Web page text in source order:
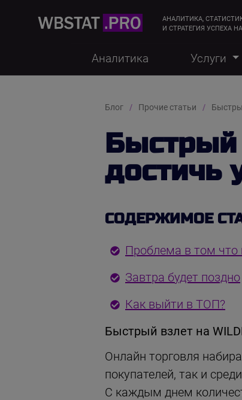
АНАЛИТИКА,
И СТРАТЕГИЯ УСПЕХА НА
Аналитика Услуги
Блог Прочие статьи
Быстрый
достичь
СОДЕРЖИМОЕ
Проблема в том что
Завтра будет поздно
Как выйти в ТОП?
Быстрый взлет на
Онлайн торговля
покупателей, так и
С каждым днем